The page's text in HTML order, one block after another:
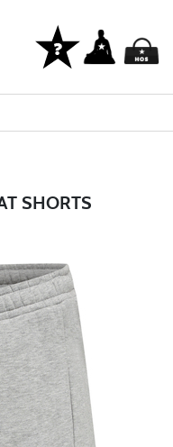
SHORTS